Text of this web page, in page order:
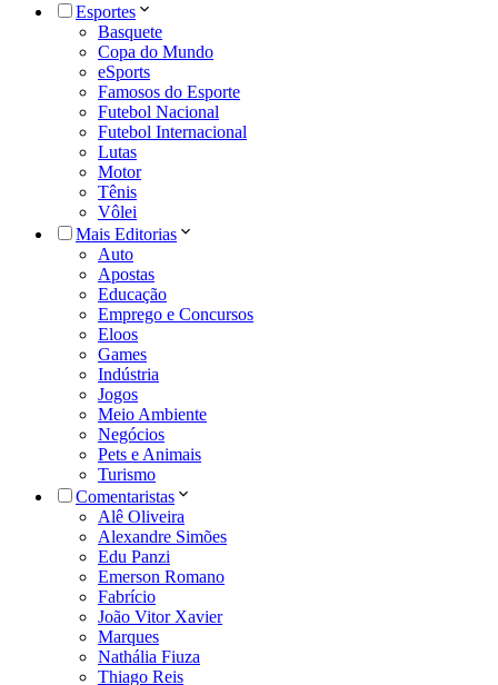
Esportes
Basquete
Copa do Mundo
eSports
Famosos do Esporte
Futebol Nacional
Futebol Internacional
Lutas
Motor
Tênis
Vôlei
Mais Editorias
Auto
Apostas
Educação
Emprego e Concursos
Eloos
Games
Indústria
Jogos
Meio Ambiente
Negócios
Pets e Animais
Turismo
Comentaristas
Alê Oliveira
Alexandre Simões
Edu Panzi
Emerson Romano
Fabrício
João Vitor Xavier
Marques
Nathália Fiuza
Thiago Reis